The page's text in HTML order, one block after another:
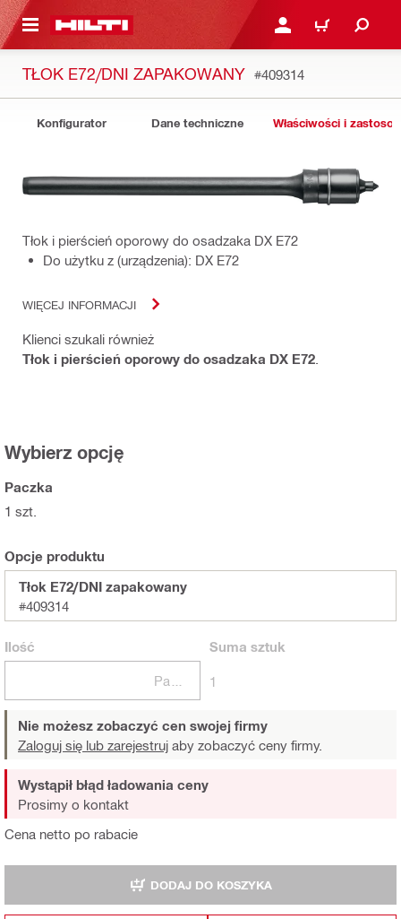
GŁÓWNEJ ZALOGUJ SIĘ LUB
KOSZYK
TŁOK E72/DNI ZAPAKOWANY #409314
Konfigurator Dane techniczne Właściwości i
Tłok i pierścień oporowy do osadzaka DX E72
Do użytku z (urządzenia): DX E72
WIĘCEJ INFORMACJI
Klienci szukali również
Tłok i pierścień oporowy do osadzaka DX E72
Wybierz opcję
Paczka
1 szt.
Opcje produktu
Tłok E72/DNI zapakowany
#409314
Ilość Suma sztuk
1
Nie możesz zobaczyć cen swojej firmy
Zaloguj się lub zarejestruj aby zobaczyć ceny firmy.
Cena netto po rabacie
Wystąpił błąd ładowania ceny
Prosimy o kontakt
DODAJ DO KOSZYKA